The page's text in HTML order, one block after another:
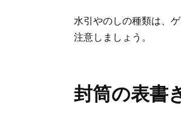
水引やのしの種類は、
注意しましょう。
封筒の表書